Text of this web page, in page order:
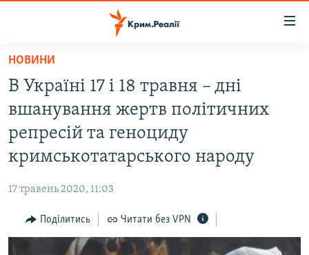
Перейти
основного
матеріалу
до
основної
Перейти
пошуку
ВОДА.КРИМ
ВІДЕО ТА ФОТО
ПОГЛЯД
ІНТЕРВ'Ю
ВСЕ ЗА ДЕНЬ
НОВИНИ
В Україні 17 і 18 травня – дні
вшанування жертв політичних
репресій та геноциду
кримськотатарського народу
17 травень 2020, 11:03
Поділитись Читати без VPN